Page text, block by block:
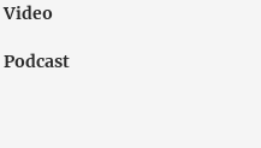
Video
Podcast